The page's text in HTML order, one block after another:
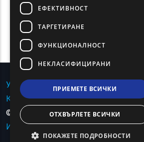
Условия за ползване | Политика за
Карта на сайта|Свържете се с
© Авторско право 2024 - Всички
Източна Македония и Тракия.
ЕФЕКТИВНОСТ
ТАРГЕТИРАНЕ
ФУНКЦИОНАЛНОСТ
НЕКЛАСИФИЦИРАНИ
ПРИЕМЕТЕ ВСИЧКИ
ОТХВЪРЛЕТЕ ВСИЧКИ
ПОКАЖЕТЕ ПОДРОБНОСТИ